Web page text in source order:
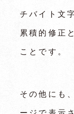
チバイト文
累積的修正
ことです。
その他にも